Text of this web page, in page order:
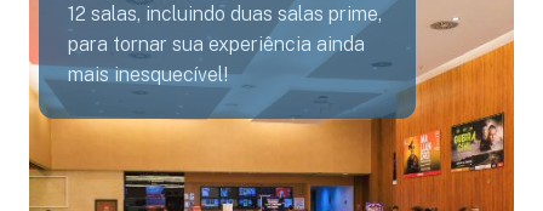
12 salas, incluindo duas salas prime,
para tornar sua experiência ainda
mais inesquecível!